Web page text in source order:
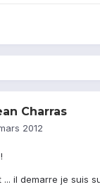
Charras
2012
il demarre je suis